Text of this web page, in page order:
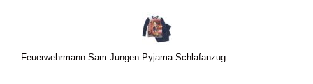
Feuerwehrmann Sam Jungen Pyjama Schlafanzug